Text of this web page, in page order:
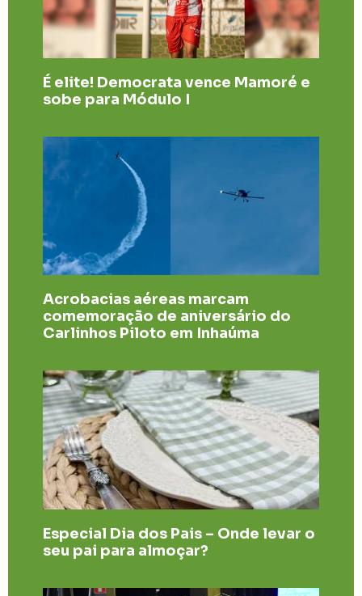
É elite! Democrata vence Mamoré e
sobe para Módulo I
Acrobacias aéreas marcam
comemoração de aniversário do
Carlinhos Piloto em Inhaúma
Especial Dia dos Pais – Onde levar o
seu pai para almoçar?